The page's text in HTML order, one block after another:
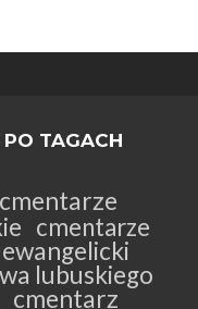
TAGACH
cmentarze
cmentarze
lubuskiego
cmentarz